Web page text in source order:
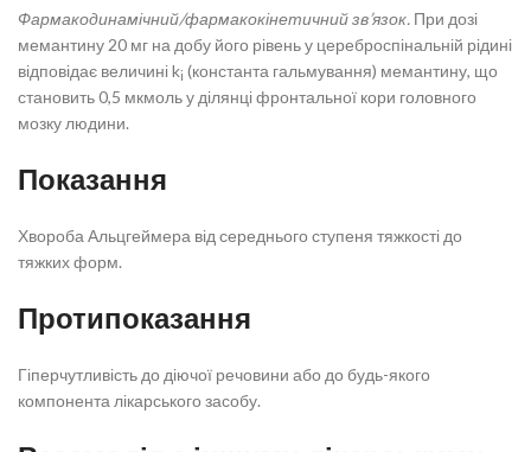
Фармакодинамічний/фармакокінетичний зв’язок. При дозі
мемантину 20 мг на добу його рівень у цереброспінальній рідині
відповідає величині ki (константа гальмування) мемантину, що
становить 0,5 мкмоль у ділянці фронтальної кори головного
мозку людини.
Показання
Хвороба Альцгеймера від середнього ступеня тяжкості до
тяжких форм.
Протипоказання
Гіперчутливість до діючої речовини або до будь-якого
компонента лікарського засобу.